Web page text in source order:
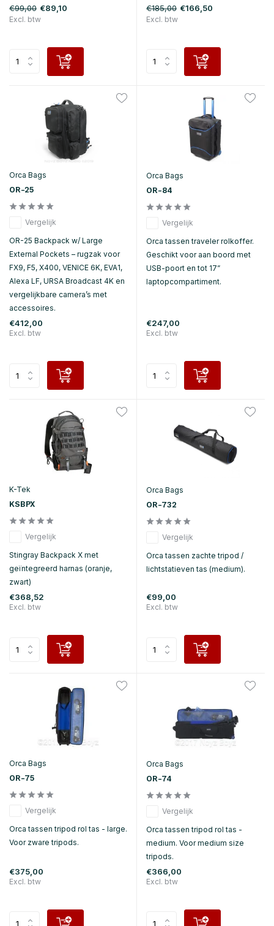
€99,00 €89,10
Excl. btw
€185,00 €166,50
Excl. btw
Orca Bags
OR-25
Vergelijk
OR-25 Backpack w/ Large
External Pockets – rugzak voor
FX9, F5, X400, VENICE 6K, EVA1,
Alexa LF, URSA Broadcast 4K en
vergelijkbare camera’s met
accessoires.
€412,00
Excl. btw
Orca Bags
OR-84
Vergelijk
Orca tassen traveler rolkoffer.
Geschikt voor aan boord met
USB-poort en tot 17”
laptopcompartiment.
€247,00
Excl. btw
K-Tek
KSBPX
Vergelijk
Stingray Backpack X met
geïntegreerd harnas (oranje,
zwart)
€368,52
Excl. btw
Orca Bags
OR-732
Vergelijk
Orca tassen zachte tripod /
lichtstatieven tas (medium).
€99,00
Excl. btw
Orca Bags
OR-75
Vergelijk
Orca tassen tripod rol tas - large.
Voor zware tripods.
€375,00
Excl. btw
Orca Bags
OR-74
Vergelijk
Orca tassen tripod rol tas -
medium. Voor medium size
tripods.
€366,00
Excl. btw